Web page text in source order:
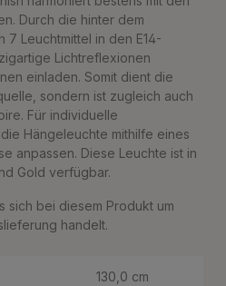
Durch die hinter dem
7 Leuchtmittel in den E14-
Lichtreflexionen
einladen. Somit dient die
sondern ist zugleich auch
Für individuelle
Hängeleuchte mithilfe eines
anpassen. Diese Leuchte ist in
Gold verfügbar.
sich bei diesem Produkt um
handelt.
130,0 cm